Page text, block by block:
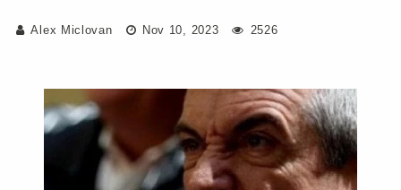
Alex Miclovan Nov 10, 2023 2526